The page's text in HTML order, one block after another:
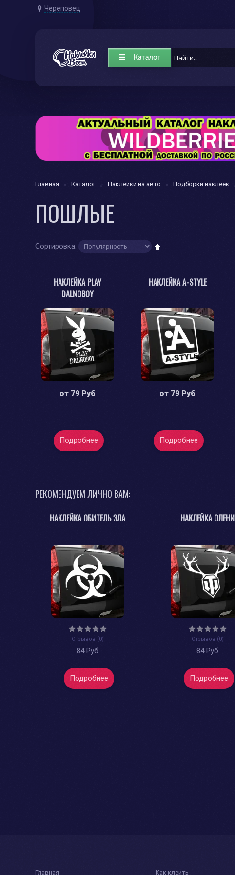
Череповец
Каталог
Главная Каталог Наклейки на авто Подборки наклеек
ПОШЛЫЕ
Сортировка:
НАКЛЕЙКА PLAY
DALNOBOY
от 79 Руб
Подробнее
НАКЛЕЙКА А-STYLE
от 79 Руб
Подробнее
РЕКОМЕНДУЕМ ЛИЧНО ВАМ:
НАКЛЕЙКА ОБИТЕЛЬ ЗЛА
Отзывов (0)
84 Руб
Подробнее
НАКЛЕЙКА ОЛЕНИ
Отзывов (0)
84 Руб
Подробнее
Главная Как клеить